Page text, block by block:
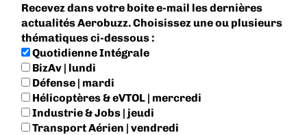
Recevez dans votre boite e-mail les dernières
actualités Aerobuzz. Choisissez une ou plusieurs
thématiques ci-dessous :
Quotidienne Intégrale
BizAv | lundi
Défense | mardi
Hélicoptères & eVTOL | mercredi
Industrie & Jobs | jeudi
Transport Aérien | vendredi